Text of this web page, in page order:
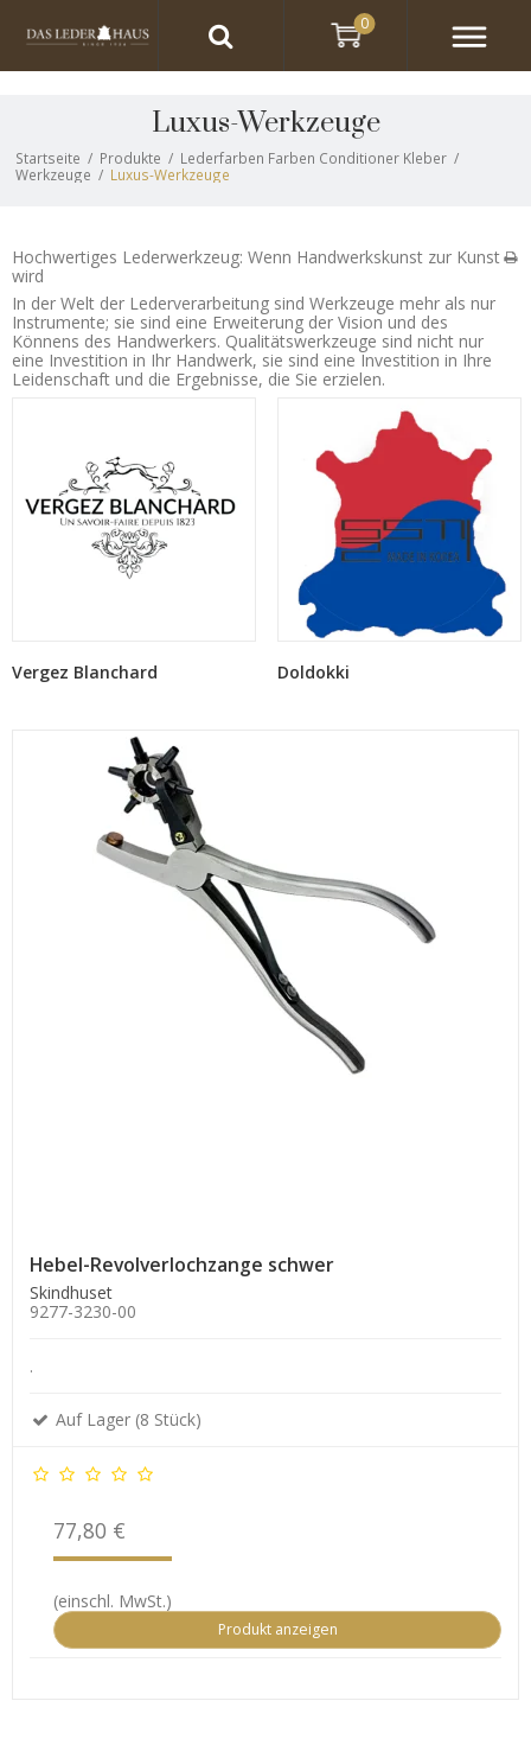
Luxus-Werkzeuge
Startseite / Produkte / Lederfarben Farben Conditioner Kleber /
Werkzeuge / Luxus-Werkzeuge
Hochwertiges Lederwerkzeug: Wenn Handwerkskunst zur Kunst
wird
In der Welt der Lederverarbeitung sind Werkzeuge mehr als nur
Instrumente; sie sind eine Erweiterung der Vision und des
Könnens des Handwerkers. Qualitätswerkzeuge sind nicht nur
eine Investition in Ihr Handwerk, sie sind eine Investition in Ihre
Leidenschaft und die Ergebnisse, die Sie erzielen.
Vergez Blanchard Doldokki
Hebel-Revolverlochzange schwer
Skindhuset
9277-3230-00
.
Auf Lager (8 Stück)
77,80 €
(einschl. MwSt.)
Produkt anzeigen
0